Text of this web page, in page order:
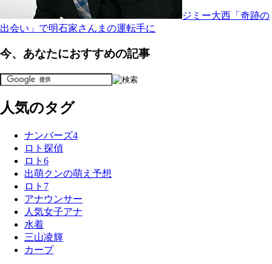
ジミー大西「奇跡の
出会い」で明石家さんまの運転手に
今、あなたにおすすめの記事
人気のタグ
ナンバーズ4
ロト探偵
ロト6
出萌クンの萌え予想
ロト7
アナウンサー
人気女子アナ
水着
三山凌輝
カープ